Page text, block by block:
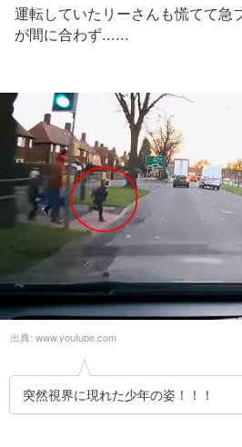
運転していたリーさんも慌てて急
が間に合わず......
出典: www.youtube.com
突然視界に現れた少年の姿！！！